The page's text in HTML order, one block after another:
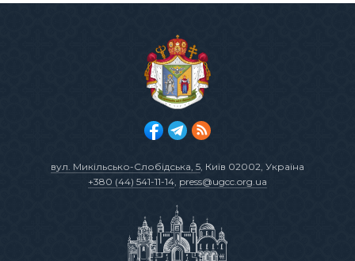
вул. Микільсько-Слобідська, 5, Київ 02002, Україна
+380 (44) 541-11-14, press@ugcc.org.ua